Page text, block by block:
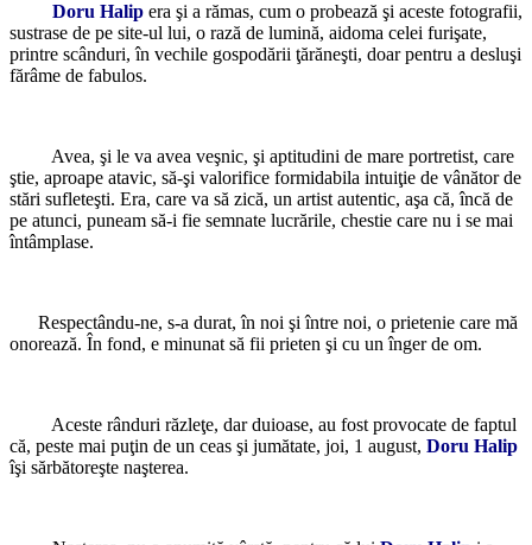
Doru Halip era şi a rămas, cum o probează şi aceste fotografii,
sustrase de pe site-ul lui, o rază de lumină, aidoma celei furişate,
printre scânduri, în vechile gospodării ţărăneşti, doar pentru a desluşi
fărâme de fabulos.
Avea, şi le va avea veşnic, şi aptitudini de mare portretist, care
ştie, aproape atavic, să-şi valorifice formidabila intuiţie de vânător de
stări sufleteşti. Era, care va să zică, un artist autentic, aşa că, încă de
pe atunci, puneam să-i fie semnate lucrările, chestie care nu i se mai
întâmplase.
Respectându-ne, s-a durat, în noi şi între noi, o prietenie care mă
onorează. În fond, e minunat să fii prieten şi cu un înger de om.
Aceste rânduri răzleţe, dar duioase, au fost provocate de faptul
că, peste mai puţin de un ceas şi jumătate, joi, 1 august, Doru Halip
îşi sărbătoreşte naşterea.